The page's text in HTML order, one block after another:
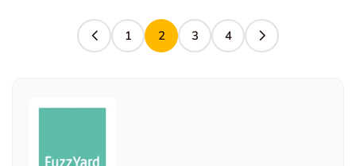
1 2 3 4